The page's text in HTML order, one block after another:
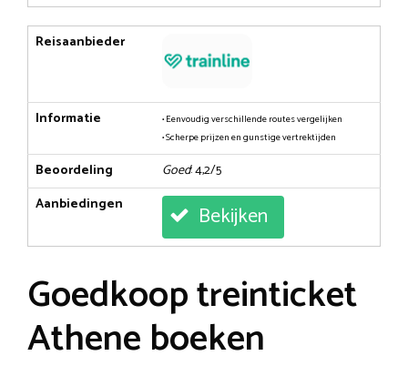
Reisaanbieder
Informatie
• Eenvoudig verschillende routes vergelijken
• Scherpe prijzen en gunstige vertrektijden
Beoordeling Goed: 4,2/5
Aanbiedingen
Bekijken
Goedkoop treinticket
Athene boeken